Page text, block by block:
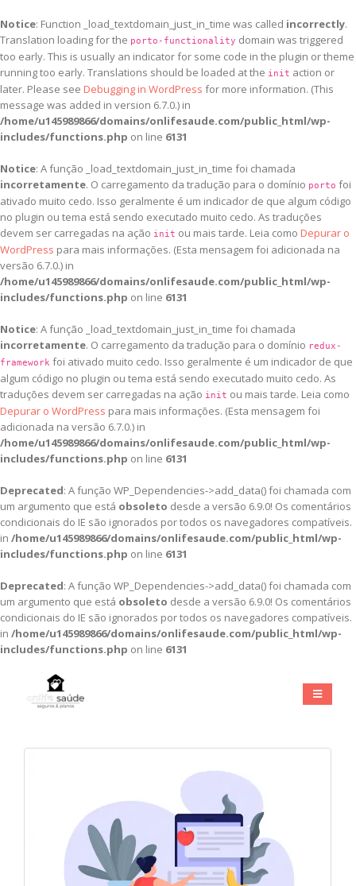
Notice: Function _load_textdomain_just_in_time was called incorrectly.
Translation loading for the porto-functionality domain was triggered
too early. This is usually an indicator for some code in the plugin or theme
running too early. Translations should be loaded at the init action or
later. Please see Debugging in WordPress for more information. (This
message was added in version 6.7.0.) in
/home/u145989866/domains/onlifesaude.com/public_html/wp-
includes/functions.php on line 6131
Notice: A função _load_textdomain_just_in_time foi chamada
incorretamente. O carregamento da tradução para o domínio porto foi
ativado muito cedo. Isso geralmente é um indicador de que algum código
no plugin ou tema está sendo executado muito cedo. As traduções
devem ser carregadas na ação init ou mais tarde. Leia como Depurar o
WordPress para mais informações. (Esta mensagem foi adicionada na
versão 6.7.0.) in
/home/u145989866/domains/onlifesaude.com/public_html/wp-
includes/functions.php on line 6131
Notice: A função _load_textdomain_just_in_time foi chamada
incorretamente. O carregamento da tradução para o domínio redux-
framework foi ativado muito cedo. Isso geralmente é um indicador de que
algum código no plugin ou tema está sendo executado muito cedo. As
traduções devem ser carregadas na ação init ou mais tarde. Leia como
Depurar o WordPress para mais informações. (Esta mensagem foi
adicionada na versão 6.7.0.) in
/home/u145989866/domains/onlifesaude.com/public_html/wp-
includes/functions.php on line 6131
Deprecated: A função WP_Dependencies->add_data() foi chamada com
um argumento que está obsoleto desde a versão 6.9.0! Os comentários
condicionais do IE são ignorados por todos os navegadores compatíveis.
in /home/u145989866/domains/onlifesaude.com/public_html/wp-
includes/functions.php on line 6131
Deprecated: A função WP_Dependencies->add_data() foi chamada com
um argumento que está obsoleto desde a versão 6.9.0! Os comentários
condicionais do IE são ignorados por todos os navegadores compatíveis.
in /home/u145989866/domains/onlifesaude.com/public_html/wp-
includes/functions.php on line 6131